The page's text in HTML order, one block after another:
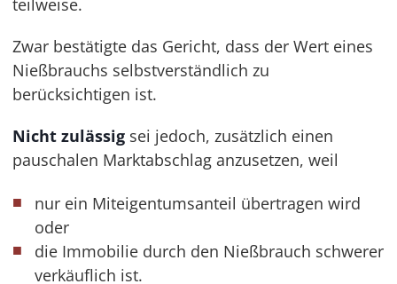
Zwar bestätigte das Gericht, dass der Wert eines
Nießbrauchs selbstverständlich zu
berücksichtigen ist.
Nicht zulässig sei jedoch, zusätzlich einen
pauschalen Marktabschlag anzusetzen, weil
nur ein Miteigentumsanteil übertragen wird
oder
die Immobilie durch den Nießbrauch schwerer
verkäuflich ist.